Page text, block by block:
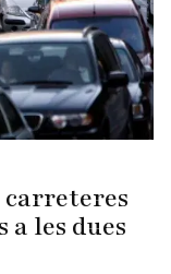
carreteres
les dues